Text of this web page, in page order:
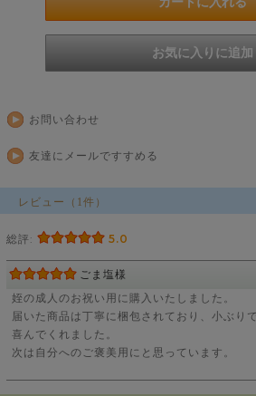
お問い合わせ
友達にメールですすめる
レビュー（1件）
総評: 5.0
ごま塩様
姪の成人のお祝い用に購入いたしました。
届いた商品は丁寧に梱包されており、小ぶり
喜んでくれました。
次は自分へのご褒美用にと思っています。